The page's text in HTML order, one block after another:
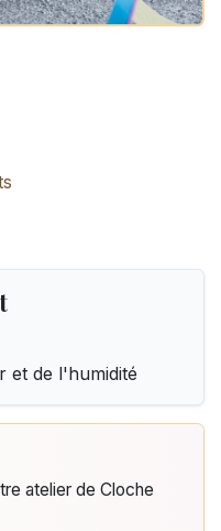
et de l'humidité
atelier de Cloche